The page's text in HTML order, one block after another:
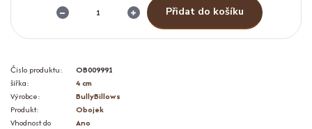
Přidat do košíku
Číslo produktu:
OB009991
šířka:
4 cm
Výrobce:
BullyBillows
Produkt:
Obojek
Vhodnost do
Ano